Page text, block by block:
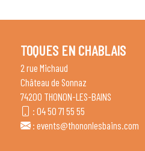
TOQUES EN CHABLAIS
2 rue Michaud
Château de Sonnaz
74200 THONON-LES-BAINS
: 04 50 71 55 55
: events@thononlesbains.com